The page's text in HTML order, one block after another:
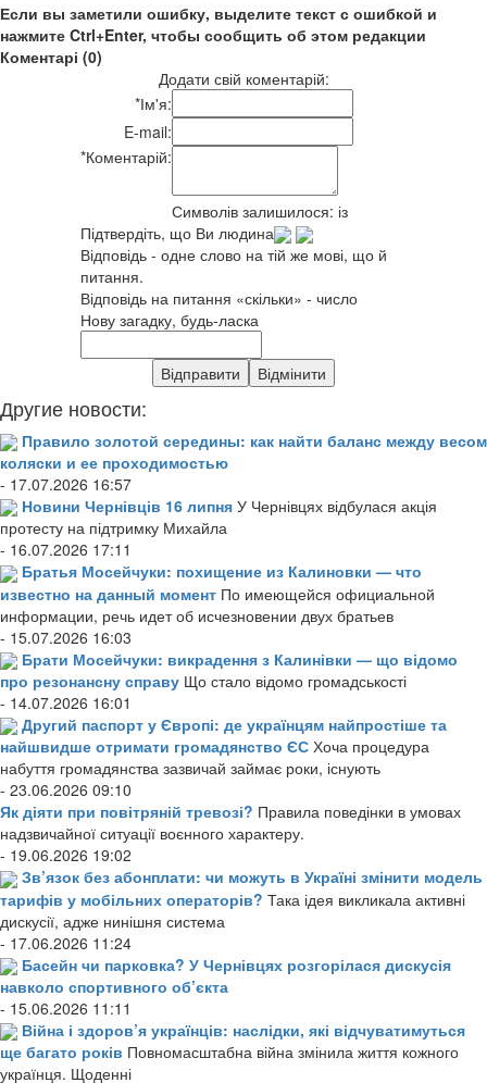
Если вы заметили ошибку, выделите текст с ошибкой и
нажмите Ctrl+Enter, чтобы сообщить об этом редакции
Коментарі (0)
Додати свій коментарій:
*Ім'я:
E-mail:
*Коментарій:
Символів залишилося: із
Підтвердіть, що Ви людина
Відповідь - одне слово на тій же мові, що й
питання.
Відповідь на питання «скільки» - число
Нову загадку, будь-ласка
Другие новости:
Правило золотой середины: как найти баланс между весом
коляски и ее проходимостью
- 17.07.2026 16:57
Новини Чернівців 16 липня У Чернівцях відбулася акція
протесту на підтримку Михайла
- 16.07.2026 17:11
Братья Мосейчуки: похищение из Калиновки — что
известно на данный момент По имеющейся официальной
информации, речь идет об исчезновении двух братьев
- 15.07.2026 16:03
Брати Мосейчуки: викрадення з Калинівки — що відомо
про резонансну справу Що стало відомо громадськості
- 14.07.2026 16:01
Другий паспорт у Європі: де українцям найпростіше та
найшвидше отримати громадянство ЄС Хоча процедура
набуття громадянства зазвичай займає роки, існують
- 23.06.2026 09:10
Як діяти при повітряній тревозі? Правила поведінки в умовах
надзвичайної ситуації воєнного характеру.
- 19.06.2026 19:02
Зв’язок без абонплати: чи можуть в Україні змінити модель
тарифів у мобільних операторів? Така ідея викликала активні
дискусії, адже нинішня система
- 17.06.2026 11:24
Басейн чи парковка? У Чернівцях розгорілася дискусія
навколо спортивного об’єкта
- 15.06.2026 11:11
Війна і здоров’я українців: наслідки, які відчуватимуться
ще багато років Повномасштабна війна змінила життя кожного
українця. Щоденні